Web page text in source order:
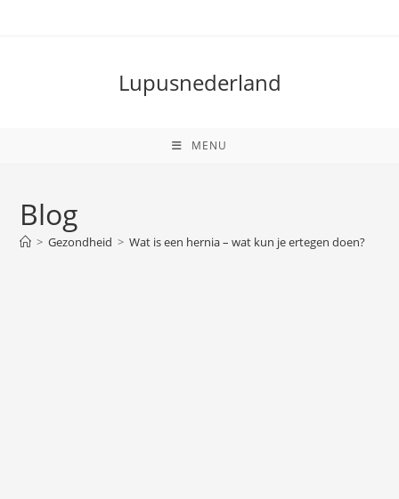
Lupusnederland
MENU
Blog
> Gezondheid > Wat is een hernia – wat kun je ertegen doen?